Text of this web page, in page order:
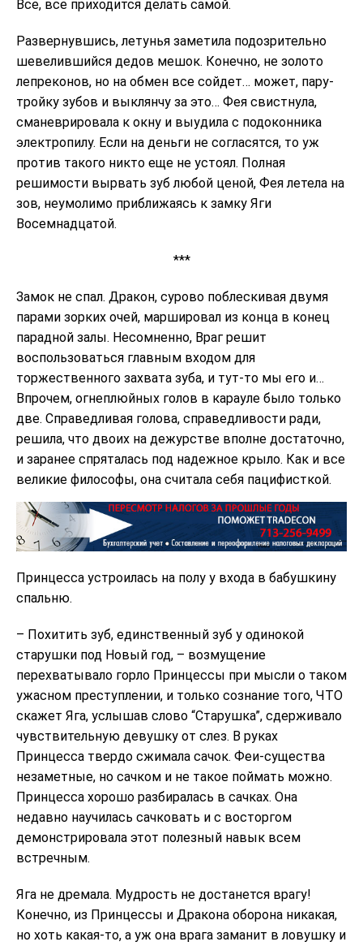
Все, все приходится делать самой.
Развернувшись, летунья заметила подозрительно
шевелившийся дедов мешок. Конечно, не золото
лепреконов, но на обмен все сойдет… может, пару-
тройку зубов и выклянчу за это… Фея свистнула,
сманеврировала к окну и выудила с подоконника
электропилу. Если на деньги не согласятся, то уж
против такого никто еще не устоял. Полная
решимости вырвать зуб любой ценой, Фея летела на
зов, неумолимо приближаясь к замку Яги
Восемнадцатой.
***
Замок не спал. Дракон, сурово поблескивая двумя
парами зорких очей, маршировал из конца в конец
парадной залы. Несомненно, Враг решит
воспользоваться главным входом для
торжественного захвата зуба, и тут-то мы его и…
Впрочем, огнеплюйных голов в карауле было только
две. Справедливая голова, справедливости ради,
решила, что двоих на дежурстве вполне достаточно,
и заранее спряталась под надежное крыло. Как и все
великие философы, она считала себя пацифисткой.
Принцесса устроилась на полу у входа в бабушкину
спальню.
– Похитить зуб, единственный зуб у одинокой
старушки под Новый год, – возмущение
перехватывало горло Принцессы при мысли о таком
ужасном преступлении, и только сознание того, ЧТО
скажет Яга, услышав слово “Старушка”, сдерживало
чувствительную девушку от слез. В руках
Принцесса твердо сжимала сачок. Феи-существа
незаметные, но сачком и не такое поймать можно.
Принцесса хорошо разбиралась в сачках. Она
недавно научилась сачковать и с восторгом
демонстрировала этот полезный навык всем
встречным.
Яга не дремала. Мудрость не достанется врагу!
Конечно, из Принцессы и Дракона оборона никакая,
но хоть какая-то, а уж она врага заманит в ловушку и